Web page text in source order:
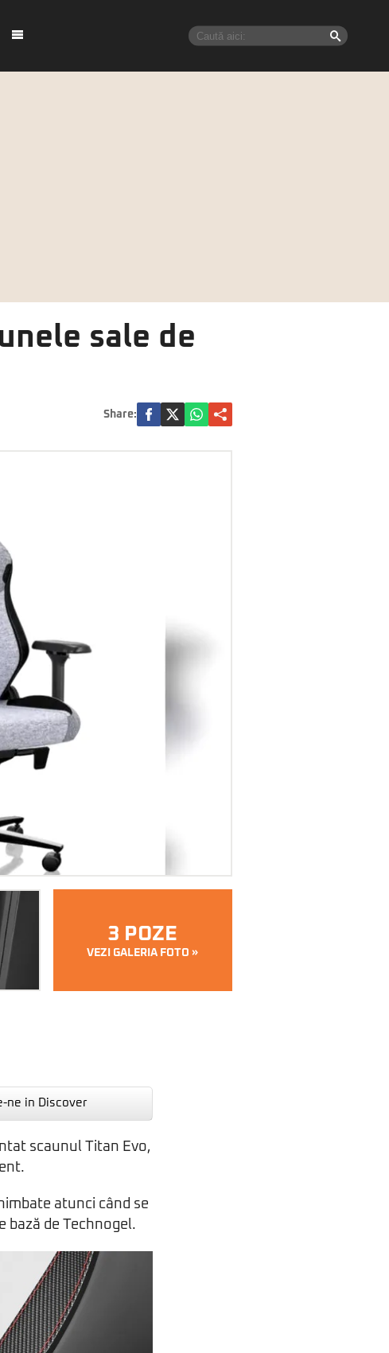
sale de
Share:
3 POZE
VEZI GALERIA FOTO »
ne in Discover
scaunul Titan Evo,
atunci când se
bază de Technogel.